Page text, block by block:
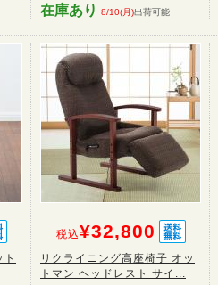
在庫あり 8/10(月)出荷可能
税込¥32,800
リクライニング高座椅子 オッ
トマン ヘッドレスト サイ...